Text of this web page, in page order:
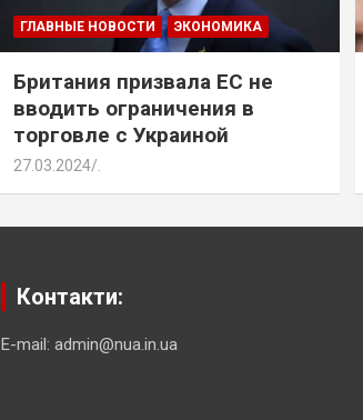
ГЛАВНЫЕ НОВОСТИ ЭКОНОМИКА
Британия призвала ЕС не
вводить ограничения в
торговле с Украиной
27.03.2024
Контакти:
E-mail: admin@nua.in.ua